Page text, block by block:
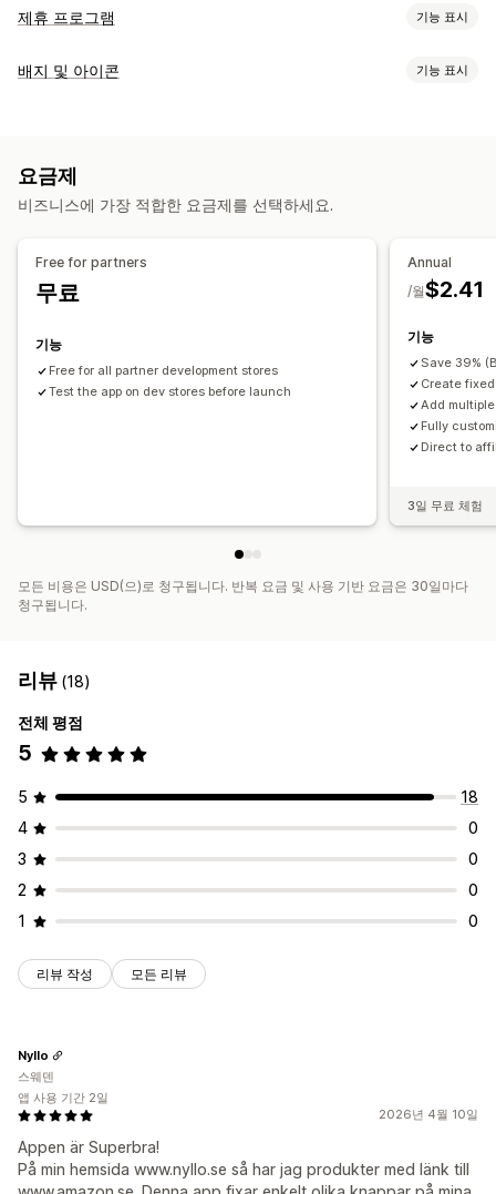
제휴 프로그램 기능 표시
추천 관리
사용자 지정 링크 및 할인
배지 및 아이콘 기능 표시
맞춤 설정
아이콘 위치
제품 페이지
요금제
비즈니스에 가장 적합한 요금제를 선택하세요.
Free for partners
무료
기능
Free for all partner development stores
Test the app on dev stores before launch
Annual
$2.41
/월
기능
Save 39%
Create
Add
Fully
Direct to
3일 무료 체험
모든 비용은 USD(으)로 청구됩니다. 반복 요금 및 사용 기반 요금은 30일마다
청구됩니다.
리뷰 (18)
전체 평점
5
5
18
4
0
3
0
2
0
1
0
리뷰 작성 모든 리뷰
2026년 4월 10일
Appen är Superbra!
På min hemsida www.nyllo.se så har jag produkter med länk till
Nyllo
스웨덴
앱 사용 기간 2일